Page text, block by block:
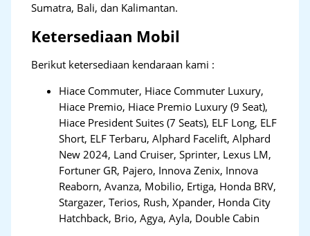
Sumatra, Bali, dan Kalimantan.
Ketersediaan Mobil
Berikut ketersediaan kendaraan kami :
Hiace Commuter, Hiace Commuter Luxury,
Hiace Premio, Hiace Premio Luxury (9 Seat),
Hiace President Suites (7 Seats), ELF Long, ELF
Short, ELF Terbaru, Alphard Facelift, Alphard
New 2024, Land Cruiser, Sprinter, Lexus LM,
Fortuner GR, Pajero, Innova Zenix, Innova
Reaborn, Avanza, Mobilio, Ertiga, Honda BRV,
Stargazer, Terios, Rush, Xpander, Honda City
Hatchback, Brio, Agya, Ayla, Double Cabin